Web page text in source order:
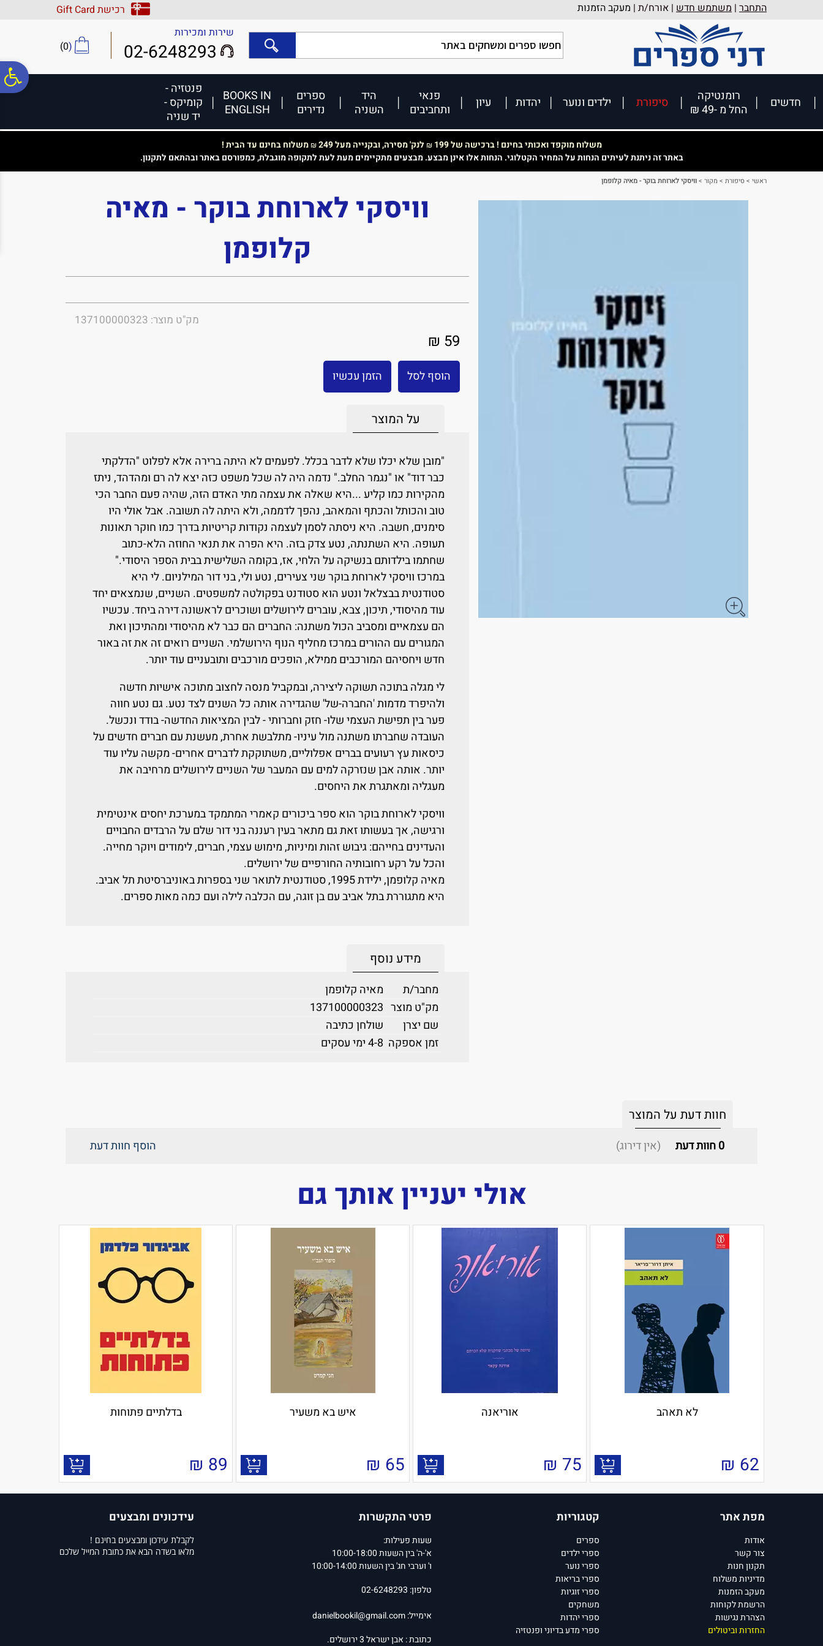
נגישות
אתר
המרכזי
התחבר | משתמש חדש | אורח/ת | מעקב הזמנות
רכישת Gift Card
שירות ומכירות
02-6248293
(
0
)
חדשים
רומנטיקה
החל מ -49 ₪
סיפורת ילדים ונוער יהדות עיון
פנאי
ותחביבים
היד
השניה
ספרים
נדירים
BOOKS IN
ENGLISH
פנטזיה -
קומיקס -
יד שניה
משלוח מוקפד ואכותי בחינם ! ברכישה של 199 ₪ לנק' מסירה, ובקנייה מעל 249 ₪משלוח בחינם עד הבית !
באתר זה ניתנת לעיתים הנחות על המחיר הקטלוגי. הנחות אלו אינן מבצע. מבצעים מתקיימים מעת לעת לתקופה מוגבלת, כמפורסם באתר ובהתאם לתקנון.
ראשי >סיפורת >מקור >וויסקי לארוחת בוקר - מאיה קלופמן
וויסקי לארוחת בוקר - מאיה
קלופמן
מק"ט מוצר: 137100000323
59 ₪
הוסף לסל הזמן עכשיו
על המוצר
"מובן שלא יכלו שלא לדבר בכלל. לפעמים לא היתה ברירה אלא לפלוט "הדלקתי
כבר דוד" או "נגמר החלב." נדמה היה לה שכל משפט כזה יצא לה רם ומהדהד, ניתז
מהקירות כמו קליע ...היא שאלה את עצמה מתי האדם הזה, שהיה פעם החבר הכי
טוב והכותל והכתף והמאהב, נהפך לדממה, ולא היתה לה תשובה. אבל אולי היו
סימנים, חשבה. היא ניסתה לסמן לעצמה נקודות קריטיות בדרך כמו חוקר תאונות
תעופה. היא השתנתה, נטע צדק בזה. היא הפרה את תנאי החוזה הלא-כתוב
שחתמו בילדותם בנשיקה על הלחי, אז, בקומה השלישית בבית הספר היסודי."
במרכז וויסקי לארוחת בוקר שני צעירים, נטע ולי, בני דור המילניום. לי היא
סטודנטית בבצלאל ונטע הוא סטודנט בפקולטה למשפטים. השניים, שנמצאים יחד
עוד מהיסודי, תיכון, צבא, עוברים לירושלים ושוכרים לראשונה דירה ביחד. עכשיו
הם עצמאיים ומסביב הכול משתנה: החברים הם כבר לא מהיסודי ומהתיכון ואת
המגורים עם ההורים במרכז מחליף הנוף הירושלמי. השניים רואים זה את זה באור
חדש ויחסיהם המורכבים ממילא, הופכים מורכבים ותובעניים עוד יותר.
לי מגלה בתוכה תשוקה ליצירה, ובמקביל מנסה לחצוב מתוכה אישיות חדשה
ולהיפרד מדמות 'החברה-של' שהגדירה אותה כל השנים לצד נטע. גם נטע חווה
פער בין תפישת העצמי שלו- חזק וחברותי - לבין המציאות החדשה- בודד ונכשל.
העובדה שחברתו משתנה מול עיניו- מתלבשת אחרת, מעשנת עם חברים חדשים על
כיסאות עץ רעועים בברים אפלוליים, משתוקקת לדברים אחרים- מקשה עליו עוד
יותר. אותה אבן שנזרקה למים עם המעבר של השניים לירושלים מרחיבה את
מעגליה ומאתגרת את היחסים.
וויסקי לארוחת בוקר הוא ספר ביכורים קאמרי המתמקד במערכת יחסים אינטימית
ורגישה, אך בעשותו זאת גם מתאר בעין רעננה בני דור שלם על הרבדים החבויים
והעדינים בחייהם: גיבוש זהות ומיניות, מימוש עצמי, חברים, לימודים ויוקר מחייה.
והכל על רקע רחובותיה החורפיים של ירושלים.
מאיה קלופמן, ילידת 1995, סטודנטית לתואר שני בספרות באוניברסיטת תל אביב.
היא מתגוררת בתל אביב עם בן זוגה, עם הכלבה לילה ועם כמה מאות ספרים.
מידע נוסף
מחבר/ת
מאיה קלופמן
מק"ט מוצר 137100000323
שם יצרן
שולחן כתיבה
זמן אספקה 4-8 ימי עסקים
חוות דעת על המוצר
0חוות דעת (אין דירוג) הוסף חוות דעת
אולי יעניין אותך גם
לא תאהב
62
₪
אוריאנה
75
₪
איש בא משעיר
65
₪
בדלתיים פתוחות
89
₪
מפת אתר
אודות
צור קשר
תקנון חנות
מדיניות משלוח
מעקב הזמנות
הרשמת לקוחות
הצהרת נגישות
החזרות וביטולים
קטגוריות
ספרים
ספרי ילדים
ספרי נוער
ספרי בריאות
ספרי זוגיות
משחקים
ספרי יהדות
ספרי מדע בדיוני ופנטזיה
פרטי התקשרות
שעות פעילות:
א'-ה' בין השעות 10:00-18:00
ו' וערבי חג' בין השעות 10:00-14:00
טלפון: 02-6248293
אימייל:danielbookil@gmail.com
כתובת : אבן ישראל 3 ירושלים.
עידכונים ומבצעים
לקבלת עידכון ומבצעים בחינם !
מלאו בשדה הבא את כתובת המייל שלכם